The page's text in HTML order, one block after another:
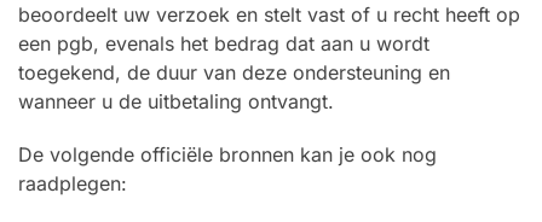
beoordeelt uw verzoek en stelt vast of u recht heeft op
een pgb, evenals het bedrag dat aan u wordt
toegekend, de duur van deze ondersteuning en
wanneer u de uitbetaling ontvangt.
De volgende officiële bronnen kan je ook nog
raadplegen: